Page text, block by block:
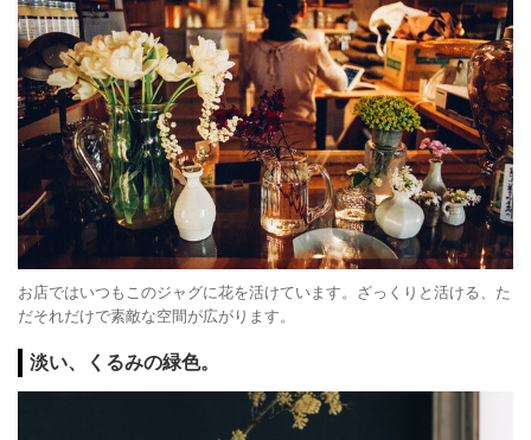
お店ではいつもこのジャグに花を活けています。ざっくりと活ける、た
だそれだけで素敵な空間が広がります。
淡い、くるみの緑色。